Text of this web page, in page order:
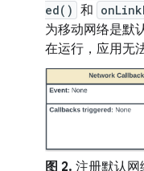
ed() 和
为移动网络是默
在运行，应用无
图 2. 注册默认网